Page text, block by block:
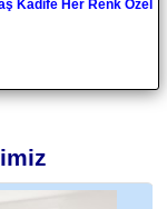
Kadife Her Renk Özel